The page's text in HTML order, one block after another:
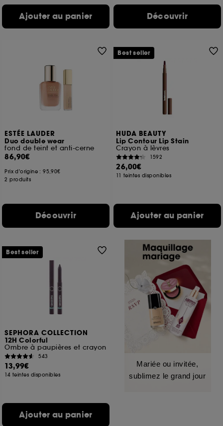
Ajouter au panier Découvrir
ESTÉE LAUDER
Duo double wear
fond de teint et anti-cerne
86,90€
Prix d'origine :95,90€
2 produits
Découvrir
HUDA BEAUTY
Lip Contour Lip Stain
Crayon à lèvres
1592
26,00€
11 teintes disponibles
Ajouter au panier
Best seller
SEPHORA COLLECTION
12H Colorful
Ombre à paupières et crayon
543
13,99€
14 teintes disponibles
Ajouter au panier
Best seller
Mariée ou invitée,
sublimez le grand jour